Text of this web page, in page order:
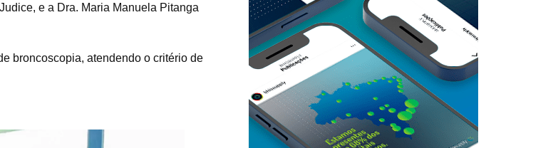
e a Dra. Maria Manuela Pitanga
broncoscopia, atendendo o critério de